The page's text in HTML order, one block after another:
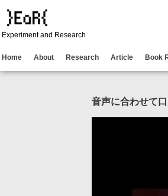
Experiment and Research
Home About Research Article Book
音声に合わせて